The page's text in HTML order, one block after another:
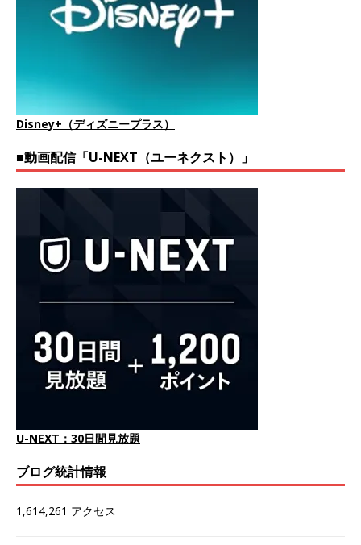
Disney+（ディズニープラス）
■動画配信「U-NEXT（ユーネクスト）」
U-NEXT：30日間見放題
ブログ統計情報
1,614,261 アクセス